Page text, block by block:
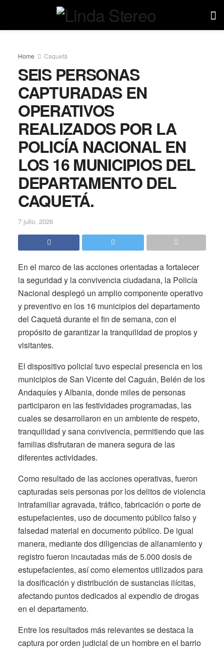
Home Caquetá
SEIS PERSONAS
CAPTURADAS EN
OPERATIVOS
REALIZADOS POR LA
POLICÍA NACIONAL EN
LOS 16 MUNICIPIOS DEL
DEPARTAMENTO DEL
CAQUETÁ.
7 julio, 2026
En el marco de las acciones orientadas a fortalecer
la seguridad y la convivencia ciudadana, la Policía
Nacional desplegó un amplio componente operativo
y preventivo en los 16 municipios del departamento
del Caquetá durante el fin de semana, con el
propósito de garantizar la tranquilidad de propios y
visitantes.
El dispositivo policial tuvo especial presencia en los
municipios de San Vicente del Caguán, Belén de los
Andaquíes y Albania, donde miles de personas
participaron en las festividades programadas, las
cuales se desarrollaron en un ambiente de respeto,
tranquilidad y sana convivencia, permitiendo que las
familias disfrutaran de manera segura de las
diferentes actividades.
Como resultado de las acciones operativas, fueron
capturadas seis personas por los delitos de violencia
intrafamiliar agravada, tráfico, fabricación o porte de
estupefacientes, uso de documento público falso y
falsedad material en documento público. De igual
manera, mediante dos diligencias de allanamiento y
registro fueron incautadas más de 5.000 dosis de
estupefacientes, así como elementos utilizados para
la dosificación y distribución de sustancias ilícitas,
afectando puntos dedicados al expendio de drogas
en el departamento.
Entre los resultados más relevantes se destaca la
captura por orden judicial de un hombre en el barrio